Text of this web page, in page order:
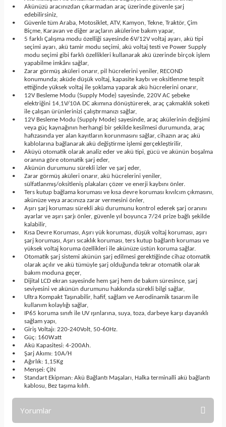
•
Akünüzü aracınızdan çıkarmadan araç üzerinde güvenle şarj
edebilirsiniz,
•
Güvenle tüm Araba, Motosiklet, ATV, Kamyon, Tekne, Traktör, Çim
Biçme, Karavan ve diğer araçların akülerine bakım yapar,
•
5 farklı Çalışma modu özelliği sayesinde 6V/12V voltaj ayarı, akü tipi
seçimi ayarı, akü tamir modu seçimi, akü voltaj testi ve Power Supply
modu seçimi gibi farklı özellikleri kullanarak akü üzerinde birçok işlem
yapabilme imkânı sağlar,
•
Zarar görmüş aküleri onarır, pil hücrelerini yeniler, RECOND
konumunda; aküde düşük voltaj, kapasite kaybı ve oksitlenme tespit
ettiğinde yüksek voltaj ile şoklama yaparak akü hücrelerini onarır,
•
12V Besleme Modu (Supply Mode) sayesinde, 220V AC şebeke
elektriğini 14,1V/10A DC akımına dönüştürerek, araç çakmaklık soketi
ile çalışan ürünlerinizi çalıştırmanızı sağlar,
•
12V Besleme Modu (Supply Mode) sayesinde, araç akülerinin değişimi
veya güç kaynağının herhangi bir şekilde kesilmesi durumunda, araç
hafızasında yer alan kayıtların korunmasını sağlar, cihazın araç akü
kablolarına bağlanarak akü değiştirme işlemi gerçekleştirilir,
•
Aküyü otomatik olarak analiz eder ve akü tipi, gücü ve akünün boşalma
oranına göre otomatik şarj eder,
•
Akünün durumunu sürekli izler ve şarj eder,
•
Zarar görmüş aküleri onarır, akü hücrelerini yeniler,
sülfatlanmış/oksitleniş plakaları çözer ve enerji kaybını önler.
•
Ters kutup bağlama koruması ve kısa devre koruması kıvılcım çıkmasını,
akünüze veya aracınıza zarar vermesini önler,
•
Aşırı şarj koruması sürekli akü durumunu kontrol ederek şarj oranını
ayarlar ve aşırı şarjı önler, güvenle yıl boyunca 7/24 prize bağlı şekilde
kalabilir,
•
Kısa Devre Koruması, Aşırı yük koruması, düşük voltaj koruması, aşırı
şarj koruması, Aşırı sıcaklık koruması, ters kutup bağlantı koruması ve
yüksek voltaj koruma özellikleri ile akünüze üstün koruma sağlar.
•
Otomatik şarj sistemi akünün şarj edilmesi gerektiğinde cihaz otomatik
olarak açılır ve akü tümüyle şarj olduğunda tekrar otomatik olarak
bakım moduna geçer,
•
Dijital LCD ekran sayesinde hem şarj hem de bakım süresince, şarj
seviyesini ve akünün durumunu hakkında sürekli bilgi sağlar,
•
Ultra Kompakt Taşınabilir, hafif, sağlam ve Aerodinamik tasarım ile
kullanım kolaylığı sağlar,
•
IP65 koruma sınıfı ile UV ışınlarına, suya, toza, darbeye karşı dayanıklı
sağlam yapı,
•
Giriş Voltajı: 220-240Volt, 50-60Hz.
•
Güç: 160Watt
•
Akü Kapasitesi: 4-200Ah.
•
Şarj Akımı: 10A/H
•
Ağırlık: 1,15Kg
•
Menşei: ÇİN
•
Standart Ekipman: Akü Bağlantı Maşaları, Halka terminalli akü bağlantı
kablosu, Bez taşıma kılıfı.
Yorumlar